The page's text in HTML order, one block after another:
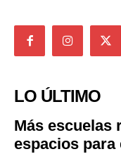
LO ÚLTIMO
Más escuelas
espacios para